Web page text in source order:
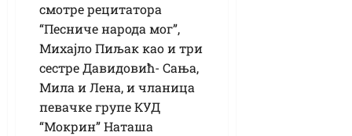
смотре рецитатора
“Песниче народа мог”,
Михајло Пиљак као и три
сестре Давидовић- Сања,
Мила и Лена, и чланица
певачке групе КУД
“Мокрин” Наташа